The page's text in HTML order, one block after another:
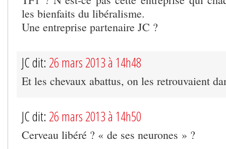
les bienfaits du libéralisme.
Une entreprise partenaire JC ?
JC dit: 26 mars 2013 à 14h48
Et les chevaux abattus, on les retrouvaient
JC dit: 26 mars 2013 à 14h50
Cerveau libéré ? « de ses neurones » ?